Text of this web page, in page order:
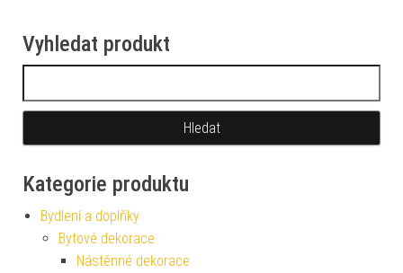
Vyhledat produkt
Kategorie produktu
Bydlení a doplňky
Bytové dekorace
Nástěnné dekorace